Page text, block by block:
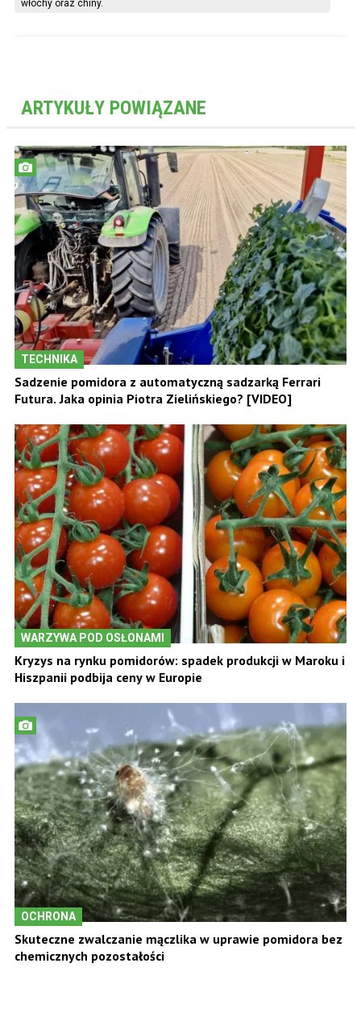
włochy oraz chiny.
ARTYKUŁY POWIĄZANE
TECHNIKA
Sadzenie pomidora z automatyczną sadzarką Ferrari
Futura. Jaka opinia Piotra Zielińskiego? [VIDEO]
WARZYWA POD OSŁONAMI
Kryzys na rynku pomidorów: spadek produkcji w Maroku i
Hiszpanii podbija ceny w Europie
OCHRONA
Skuteczne zwalczanie mączlika w uprawie pomidora bez
chemicznych pozostałości